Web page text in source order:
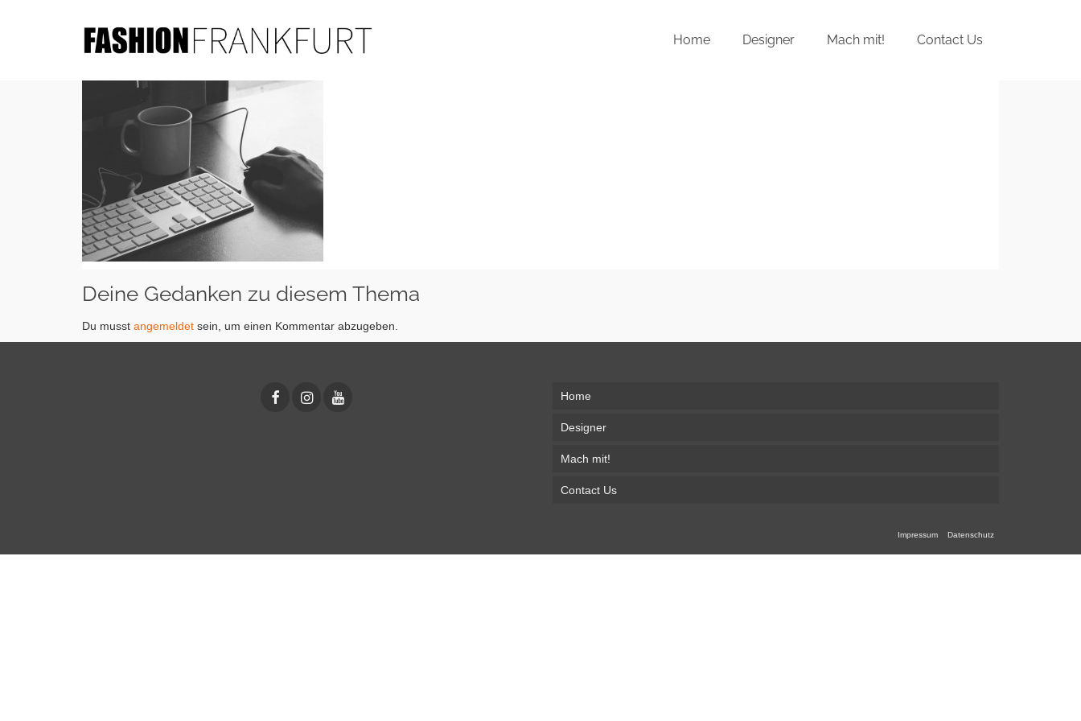
Home Designer Mach mit! Contact Us
Deine Gedanken zu diesem Thema
Du musst angemeldet sein, um einen Kommentar abzugeben.
Home
Designer
Mach mit!
Contact Us
Impressum Datenschutz